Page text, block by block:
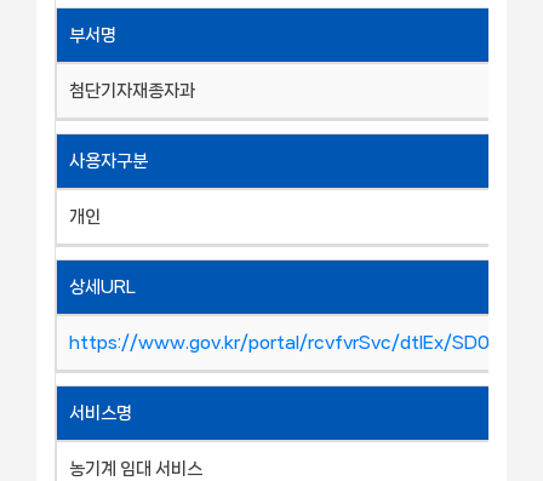
부서명
첨단기자재종자과
사용자구분
개인
상세URL
https://www.gov.kr/portal/rcvfvrSvc/dtlEx/
서비스명
농기계 임대 서비스